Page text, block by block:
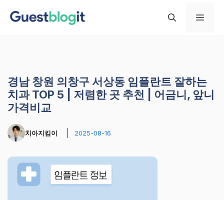
메
경남 창원 의창구 서상동 임플란트 잘하는
치과 TOP 5 | 저렴한 곳 추천 | 어금니, 앞니
가격비교
치아지킴이 2025-08-16